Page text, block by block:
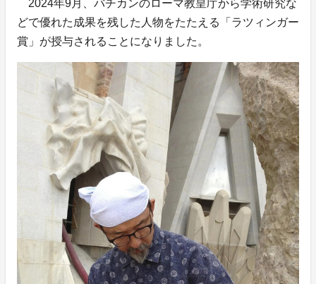
2024年9月、バチカンのローマ教皇庁から学術研究な
どで優れた成果を残した人物をたたえる「ラツィンガー
賞」が授与されることになりました。